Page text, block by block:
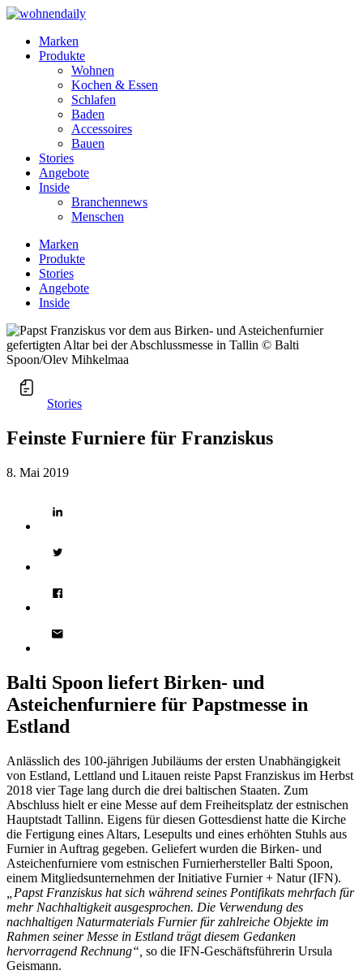
Marken
Produkte
Wohnen
Kochen & Essen
Schlafen
Baden
Accessoires
Bauen
Stories
Angebote
Inside
Branchennews
Menschen
Marken
Produkte
Stories
Angebote
Inside
Stories
Feinste Furniere für Franziskus
8. Mai 2019
Balti Spoon liefert Birken- und
Asteichenfurniere für Papstmesse in
Estland
Anlässlich des 100-jährigen Jubiläums der ersten Unabhängigkeit
von Estland, Lettland und Litauen reiste Papst Franziskus im Herbst
2018 vier Tage lang durch die drei baltischen Staaten. Zum
Abschluss hielt er eine Messe auf dem Freiheitsplatz der estnischen
Hauptstadt Tallinn. Eigens für diesen Gottesdienst hatte die Kirche
die Fertigung eines Altars, Lesepults und eines erhöhten Stuhls aus
Furnier in Auftrag gegeben. Geliefert wurden die Birken- und
Asteichenfurniere vom estnischen Furnierhersteller Balti Spoon,
einem Mitgliedsunternehmen der Initiative Furnier + Natur (IFN).
„Papst Franziskus hat sich während seines Pontifikats mehrfach für
mehr Nachhaltigkeit ausgesprochen. Die Verwendung des
nachhaltigen Naturmaterials Furnier für zahlreiche Objekte im
Rahmen seiner Messe in Estland trägt diesem Gedanken
hervorragend Rechnung“, so die IFN-Geschäftsführerin Ursula
Geismann.